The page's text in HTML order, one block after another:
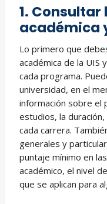
1.
académica
Lo primero que
académica de la UIS
cada programa.
universidad, en el
información sobre el
estudios, la
cada carrera.
generales y
puntaje mínimo en
académico, el nivel
que se aplican para